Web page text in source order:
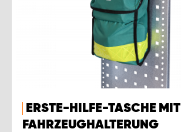
ERSTE-HILFE-TASCHE MIT
FAHRZEUGHALTERUNG